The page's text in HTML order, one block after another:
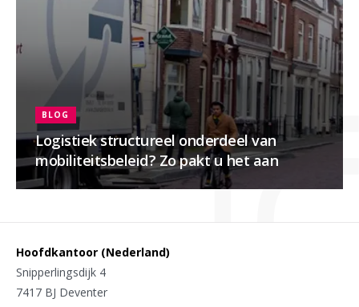
Logistiek structureel onderdeel van
mobiliteitsbeleid? Zo pakt u het aan
BLOG
Hoofdkantoor (Nederland)
Snipperlingsdijk 4
7417 BJ Deventer